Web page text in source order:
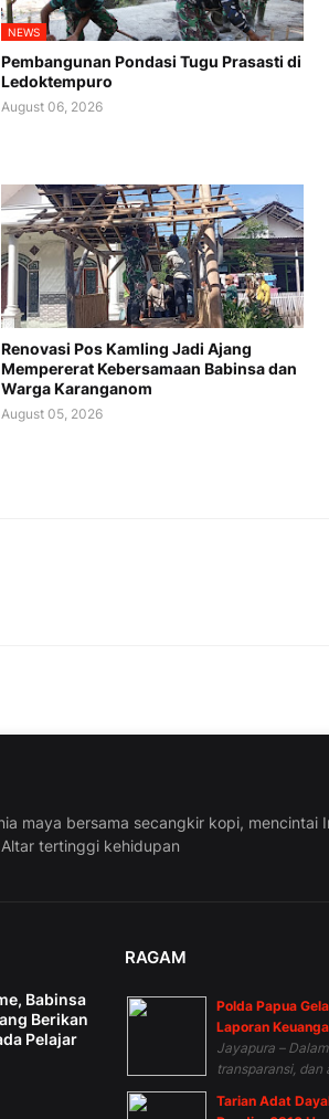
NEWS
Pembangunan Pondasi Tugu Prasasti di
Ledoktempuro
August 06, 2026
Renovasi Pos Kamling Jadi Ajang
Mempererat Kebersamaan Babinsa dan
Warga Karanganom
August 05, 2026
maya bersama secangkir kopi, mencintai
tertinggi kehidupan
Babinsa
Berikan
Pelajar
RAGAM
Polda Papua
Laporan
Jayapura –
transparansi,
Tarian Adat